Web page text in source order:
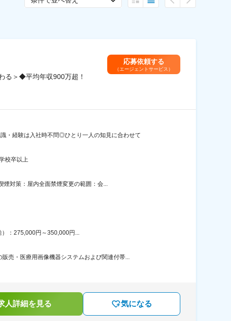
る＞◆平均年収900万超！
応募依頼する
（エージェントサービス）
・経験は入社時不問◎ひとり一人の知見に合わせて
校卒以上
対策：屋内全面禁煙変更の範囲：会...
：275,000円～350,000円...
売・医療用画像機器システムおよび関連付帯...
人詳細を見る 気になる